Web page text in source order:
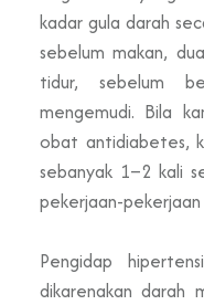
kadar gula darah
sebelum makan,
tidur, sebelum
mengemudi. Bila
obat antidiabetes,
sebanyak 1–2 kali
pekerjaan-pekerjaan
Pengidap
dikarenakan darah